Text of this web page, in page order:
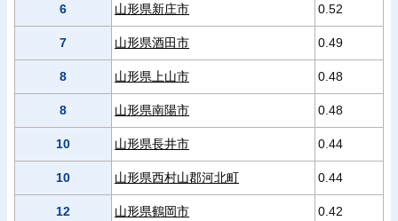
6 山形県新庄市 0.52
7 山形県酒田市 0.49
8 山形県上山市 0.48
8 山形県南陽市 0.48
10 山形県長井市 0.44
10 山形県西村山郡河北町 0.44
12 山形県鶴岡市 0.42